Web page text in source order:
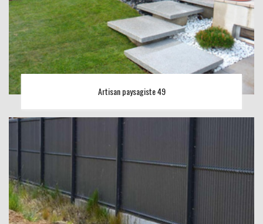
Artisan paysagiste 49